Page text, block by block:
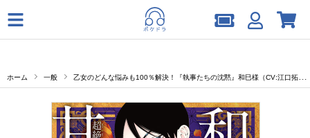
ホーム 一般 乙女のどんな悩みも100％解決！『執事たちの沈黙』和巳様（CV:江口拓也）の超絶甘やかしドラマCD セット